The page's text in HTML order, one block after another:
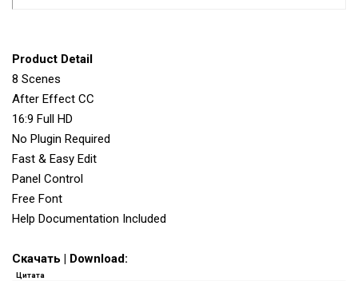
Product Detail
8 Scenes
After Effect CC
16:9 Full HD
No Plugin Required
Fast & Easy Edit
Panel Control
Free Font
Help Documentation Included
Скачать | Download:
Цитата